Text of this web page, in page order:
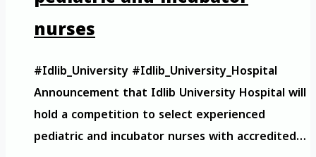
nurses
#Idlib_University #Idlib_University_Hospital
Announcement that Idlib University Hospital will
hold a competition to select experienced
pediatric and incubator nurses with accredited…